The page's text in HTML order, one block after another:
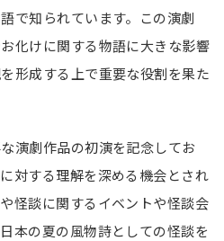
で知られています。この演劇
化けに関する物語に大きな影響
形成する上で重要な役割を果た
演劇作品の初演を記念してお
対する理解を深める機会とされ
怪談に関するイベントや怪談会
本の夏の風物詩としての怪談を